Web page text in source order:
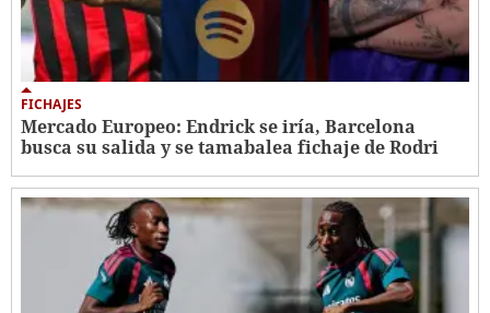
FICHAJES
Mercado Europeo: Endrick se iría, Barcelona
busca su salida y se tamabalea fichaje de Rodri